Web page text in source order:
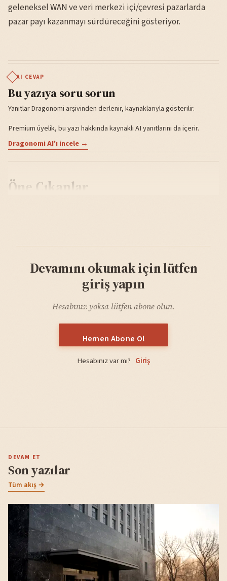
geleneksel WAN ve veri merkezi içi/çevresi pazarlarda
pazar payı kazanmayı sürdüreceğini gösteriyor.
AI CEVAP
Bu yazıya soru sorun
Yanıtlar Dragonomi arşivinden derlenir, kaynaklarıyla gösterilir.
Premium üyelik, bu yazı hakkında kaynaklı AI yanıtlarını da içerir.
Dragonomi AI'ı incele →
Öne Çıkanlar
Devamını okumak için lütfen
giriş yapın
Hesabınız yoksa lütfen abone olun.
Hemen Abone Ol
Hesabınız var mı? Giriş
DEVAM ET
Son yazılar
Tüm akış →